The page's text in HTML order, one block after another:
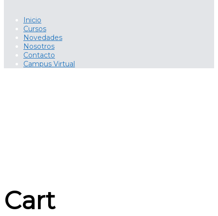
Inicio
Cursos
Novedades
Nosotros
Contacto
Campus Virtual
Cart